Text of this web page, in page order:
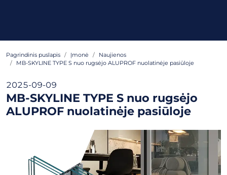
Pagrindinis puslapis Įmonė
Naujienos
MB-SKYLINE TYPE S nuo rugsėjo ALUPROF nuolatinėje pasiūloje
2025-09-09
MB-SKYLINE TYPE S nuo rugsėjo
ALUPROF nuolatinėje pasiūloje